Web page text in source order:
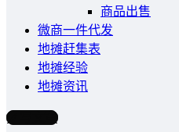
商品出售
微商一件代发
地摊赶集表
地摊经验
地摊资讯
写文章